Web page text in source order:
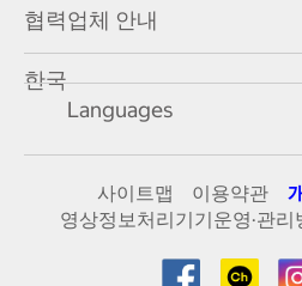
협력업체 안내
한국
Languages
사이트맵 이용약관
영상정보처리기기운영·관리